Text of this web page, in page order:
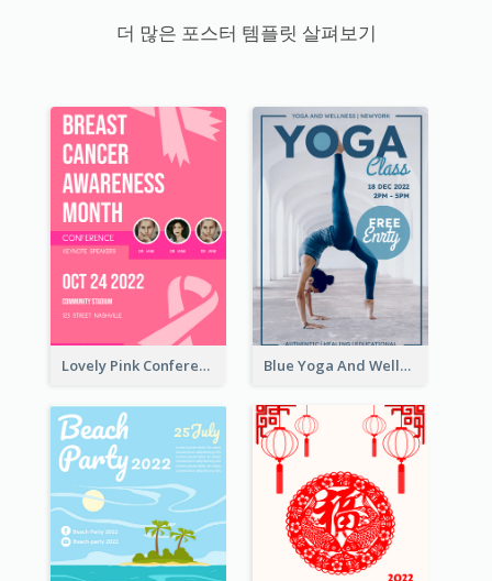
더 많은 포스터 템플릿 살펴보기
Lovely Pink Conference Promotional Poster Design Idea Blue Yoga And Wellness Yoga Class Poster